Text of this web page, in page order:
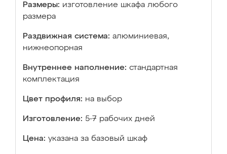
Размеры: изготовление шкафа любого
размера
Раздвижная система: алюминиевая,
нижнеопорная
Внутреннее наполнение: стандартная
комплектация
Цвет профиля: на выбор
Изготовление: 5-7 рабочих дней
Цена: указана за базовый шкаф